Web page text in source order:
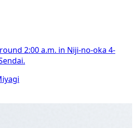
2:00 a.m. in Niji-no-oka 4-